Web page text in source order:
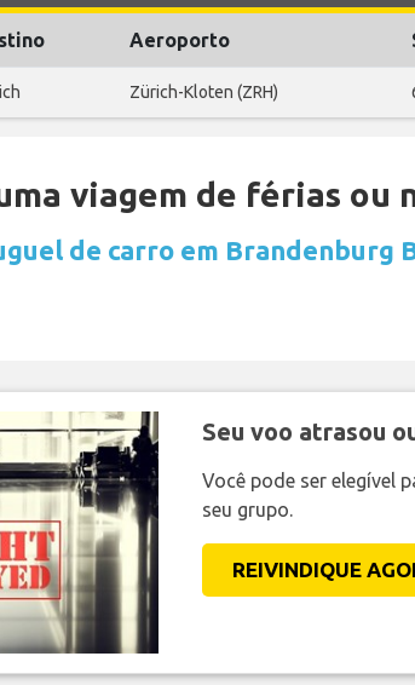
Aeroporto
Zürich-Kloten (ZRH)
viagem de férias ou
de carro em Brandenburg
Seu voo atrasou
Você pode ser elegível
seu grupo.
REIVINDIQUE